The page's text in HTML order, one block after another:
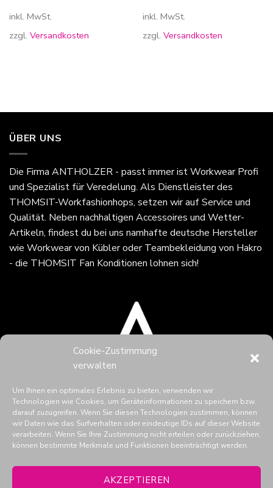
Cookie-Zustimmung
verwalten
Um Ihnen ein optimales Erlebnis zu bieten, verwenden wir
Technologien wie Cookies, um Geräteinformationen zu speichern bzw.
darauf zuzugreifen. Wenn Sie diesen Technologien zustimmen, können
wir Daten wie das Surfverhalten oder eindeutige IDs auf dieser Website
verarbeiten. Wenn Sie Ihre Zustimmung nicht erteilen oder zurückziehen,
können bestimmte Merkmale und Funktionen beeinträchtigt werden.
AKZEPTIEREN
inkl. MwSt.
zzgl. Versandkosten
inkl. MwSt.
zzgl. Versandkosten
ÜBER UNS
Die Firma ANTHOLZER - passt immerist Workwear Profi
und Spezialist für Veredelung. Als Dienstleister des
THOMSIT-Workfashionhops, setzen wir auf Service und
Qualität. Neben nachhaltigen Accessoires und Wetter-
Artikeln, findest du bei uns namhafte deutsche Hersteller
wie Workwear von Kübler oder Teambekleidung von Hakro
- die THOMSIT Fan Konditionen lohnen sich!
THOMSIT in den Social Media